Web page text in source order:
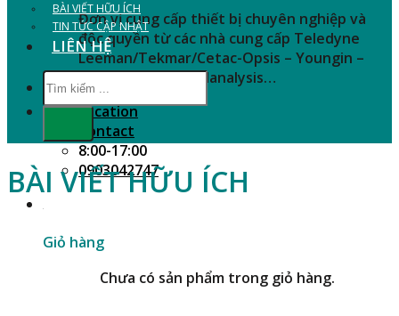
Đơn vị cung cấp thiết bị chuyên nghiệp và
độc quyền từ các nhà cung cấp Teledyne
Leeman/Tekmar/Cetac-Opsis – Youngin –
SHINE – Zeutec – Nanalysis…
Location
Contact
8:00-17:00
0903042747
Giỏ hàng
Chưa có sản phẩm trong giỏ hàng.
BÀI VIẾT HỮU ÍCH
TIN TỨC CẬP NHẬT
LIÊN HỆ
Tìm
kiếm:
BÀI VIẾT HỮU ÍCH